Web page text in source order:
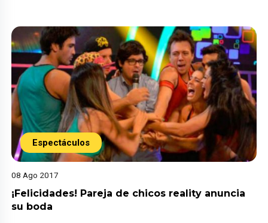
Espectáculos
08 Ago 2017
¡Felicidades! Pareja de chicos reality anuncia
su boda